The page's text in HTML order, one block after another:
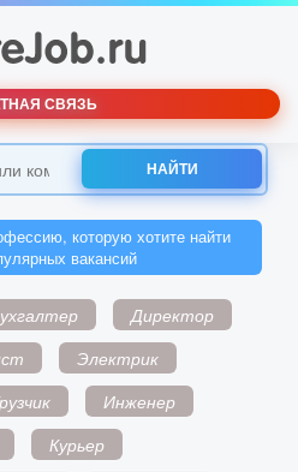
СВЯЗЬ
НАЙТИ
которую хотите найти
вакансий
Директор
Электрик
Инженер
Курьер